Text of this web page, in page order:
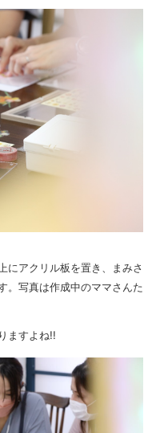
にアクリル板を置き、まみさ
。写真は作成中のママさんた
ますよね!!